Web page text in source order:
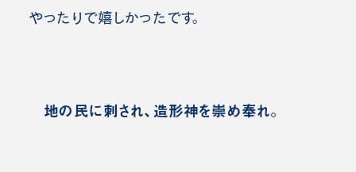
やったりで嬉しかったです。
地の民に刺され、造形神を崇め奉れ。